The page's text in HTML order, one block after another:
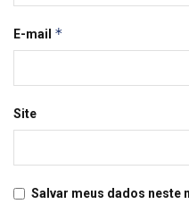
E-mail *
Site
Salvar meus dados neste